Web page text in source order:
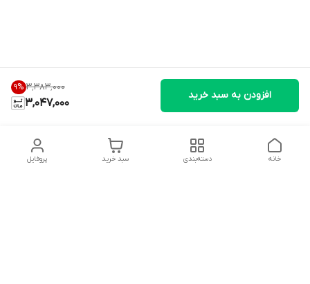
۳٬۳۸۳٬۰۰۰ 9%
3,047,000
افزودن به سبد خرید
پروفایل سبد خرید دسته‌بندی خانه